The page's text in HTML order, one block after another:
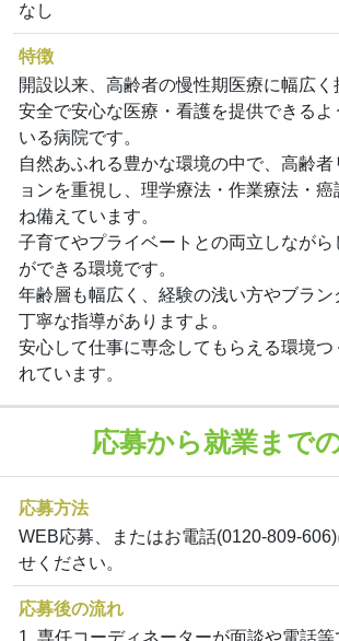
なし
特徴
開設以来、高齢者の慢性期医療に幅広く
安全で安心な医療・看護を提供できる
いる病院です。
自然あふれる豊かな環境の中で、高齢
ョンを重視し、理学療法・作業療法・
ね備えています。
子育てやプライベートとの両立しなが
ができる環境です。
年齢層も幅広く、経験の浅い方やブラン
丁寧な指導がありますよ。
安心して仕事に専念してもらえる環境つ
れています。
応募から就業まで
応募方法
WEB応募、またはお電話(0120-809-
せください。
応募後の流れ